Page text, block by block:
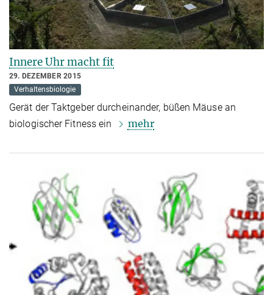
Innere Uhr macht fit
29. DEZEMBER 2015
Verhaltensbiologie
Gerät der Taktgeber durcheinander, büßen Mäuse an
biologischer Fitness ein
mehr